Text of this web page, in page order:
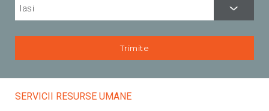
SERVICII RESURSE UMANE